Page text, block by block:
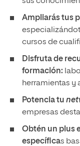
Ampliarás tus
cursos de
Disfruta de
formación:
herramientas y
Potencia tu
empresas
Obtén un plus
específicas